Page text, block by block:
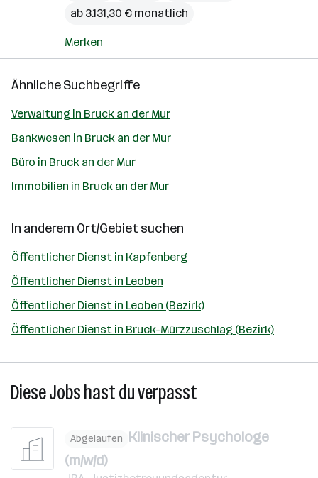
ab 3.131,30 € monatlich
Merken
Ähnliche Suchbegriffe
Verwaltung in Bruck an der Mur
Bankwesen in Bruck an der Mur
Büro in Bruck an der Mur
Immobilien in Bruck an der Mur
In anderem Ort/Gebiet suchen
Öffentlicher Dienst in Kapfenberg
Öffentlicher Dienst in Leoben
Öffentlicher Dienst in Leoben (Bezirk)
Öffentlicher Dienst in Bruck-Mürzzuschlag (Bezirk)
Diese Jobs hast du verpasst
Abgelaufen Klinischer Psychologe
(m/w/d)